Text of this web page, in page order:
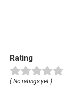
Rating
( No ratings yet )